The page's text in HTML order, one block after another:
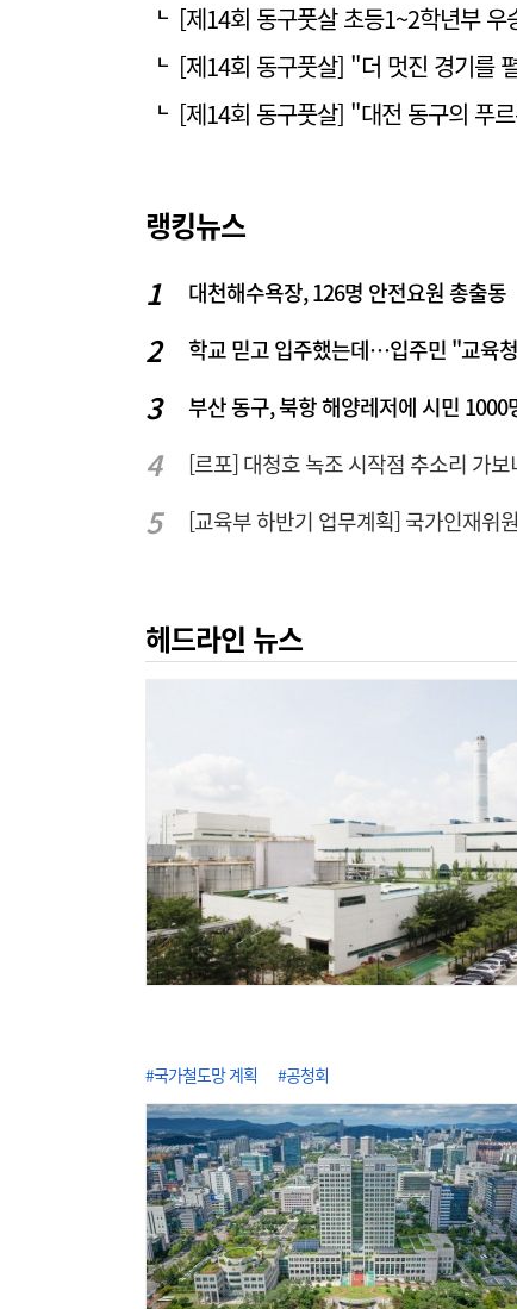
[제14회 동구풋살 초등1~2학년부
[제14회 동구풋살] "더 멋진 경기를
[제14회 동구풋살] "대전 동구의 푸
랭킹뉴스
대천해수욕장, 126명 안전요원 총출동
헤드라인 뉴스
#국가철도망 계획 #공청회